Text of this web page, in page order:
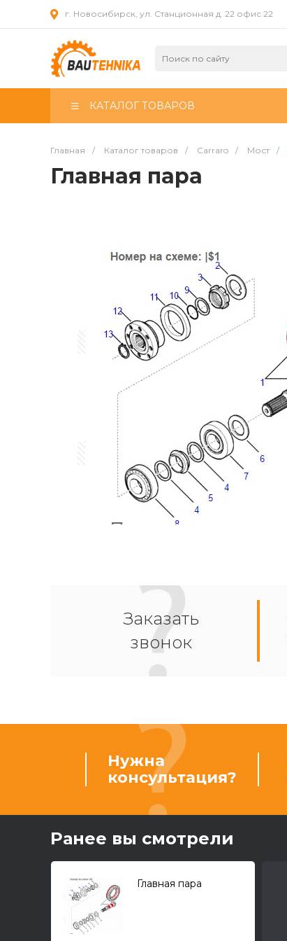
г. Новосибирск, ул. Станционная д. 22 офис 22
КАТАЛОГ ТОВАРОВ
Главная / Каталог товаров / Carraro / Мост /
Главная пара
Заказать
звонок
Нужна
консультация?
Ранее вы смотрели
Главная пара